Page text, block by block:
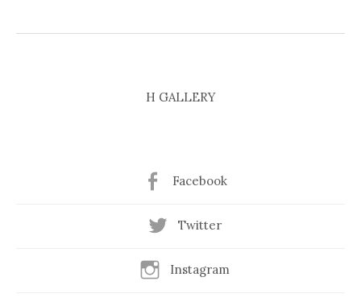
H GALLERY
Facebook
Twitter
Instagram